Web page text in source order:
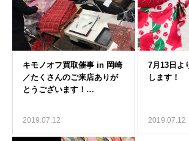
2019.07.12 2019.07.12